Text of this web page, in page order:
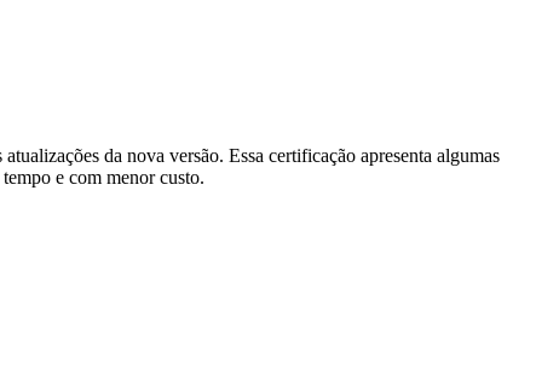
da nova versão. Essa certificação apresenta algumas
e com menor custo.